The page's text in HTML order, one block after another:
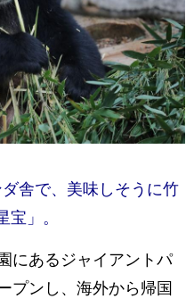
舎で、美味しそうに竹
宝」。
にあるジャイアントパ
プンし、海外から帰国